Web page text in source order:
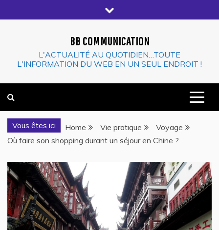
to
BB COMMUNICATION
L'ACTUALITÉ AU QUOTIDIEN…TOUTE
L'INFORMATION DU WEB EN UN SEUL ENDROIT !
Vous êtes ici Home Vie pratique
Voyage
Où faire son shopping durant un séjour en Chine ?